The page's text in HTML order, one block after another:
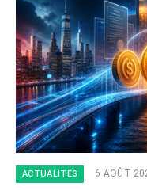
ACTUALITÉS 6 AOÛT